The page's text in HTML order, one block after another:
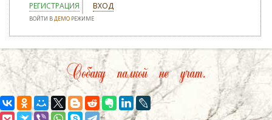
РЕГИСТРАЦИЯ ВХОД
ВОЙТИ ВДЕМО РЕЖИМЕ
Собаку палкой не учат.